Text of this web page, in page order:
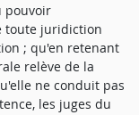
pouvoir
toute juridiction
; qu'en retenant
relève de la
ne conduit pas
les juges du